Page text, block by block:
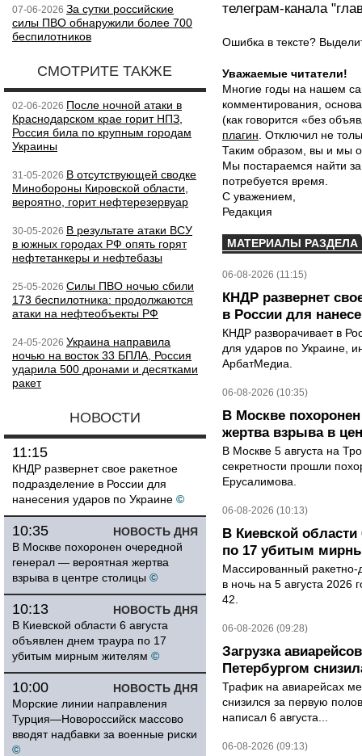
07-06-2026 За сутки российские
силы ПВО обнаружили более 700
беспилотников
СМОТРИТЕ ТАКЖЕ
02-06-2026 После ночной атаки в
Краснодарском крае горит НПЗ,
Россия била по крупным городам
Украины
31-05-2026 В отсутствующей сводке
Минобороны Кировской области,
вероятно, горит нефтерезервуар
30-05-2026 В результате атаки ВСУ
в южных городах РФ опять горят
нефтетанкеры и нефтебазы
25-05-2026 Силы ПВО ночью сбили
173 беспилотника: продолжаются
атаки на нефтеобъекты РФ
24-05-2026 Украина направила
ночью на восток 33 БПЛА, Россия
ударила 500 дронами и десятками
ракет
НОВОСТИ
11:15
КНДР развернет свое ракетное
подразделение в России для
нанесения ударов по Украине ©
НОВОСТЬ ДНЯ
10:35
В Москве похоронен очередной
генерал — вероятная жертва
взрыва в центре столицы ©
НОВОСТЬ ДНЯ
10:13
В Киевской области 6 августа
объявлен днем траура по 17
убитым мирным жителям ©
НОВОСТЬ ДНЯ
10:00
Морские линии направления
Турция—Новороссийск массово
вводят надбавки за военные риски
©
телеграм-канала
Ошибка в тексте?
Уважаемые читатели!
Многие годы на нашем
комментирования,
(как говорится «без
плагин . Отключил не
Таким образом, вы и мы
Мы постараемся найти
потребуется время.
С уважением,
Редакция
МАТЕРИАЛЫ РАЗДЕЛА
06-08-2026 (11:15)
КНДР развернет
в России для
КНДР разворачивает в
для ударов по Украине,
АрбатМедиа.
06-08-2026 (10:35)
В Москве
жертва взрыва в
В Москве 5 августа на
секретности прошли
Ерусалимова.
06-08-2026 (10:13)
В Киевской
по 17 убитым
Массированный ракетно-
в ночь на 5 августа 2026
42.
06-08-2026 (09:28)
Загрузка
Петербургом
Трафик на авиарейсах
снизился за первую
написал 6 августа...
06-08-2026 (09:13)